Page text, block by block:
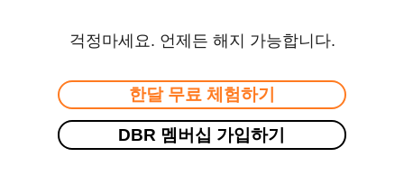
걱정마세요. 언제든 해지 가능합니다.
한달 무료 체험하기
DBR 멤버십 가입하기